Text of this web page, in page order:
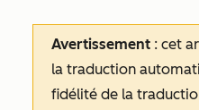
Avertissement : cet
la traduction
fidélité de la